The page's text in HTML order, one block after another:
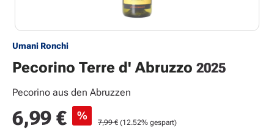
Umani Ronchi
Pecorino Terre d' Abruzzo 2025
Pecorino aus den Abruzzen
Verkaufspreis:
6,99 € % Regulärer Preis:
7,99 € (12.52% gespart)